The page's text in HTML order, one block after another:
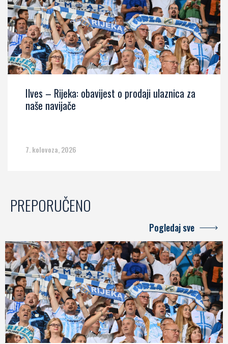
Ilves – Rijeka: obavijest o prodaji ulaznica za
naše navijače
7. kolovoza, 2026
PREPORUČENO
Pogledaj sve